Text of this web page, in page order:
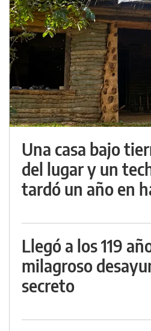
Una casa bajo
del lugar y un
tardó un año en
Llegó a los 119
milagroso
secreto